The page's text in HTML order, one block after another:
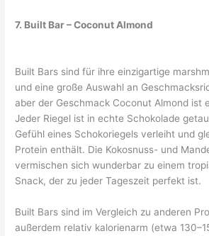
7. Built Bar – Coconut Almond
Built Bars sind für ihre einzigartige
und eine große Auswahl an
aber der Geschmack Coconut Almond ist
Jeder Riegel ist in echte Schokolade
Gefühl eines Schokoriegels verleiht und
Protein enthält. Die Kokosnuss- und
vermischen sich wunderbar zu einem
Snack, der zu jeder Tageszeit perfekt ist.
Built Bars sind im Vergleich zu anderen
außerdem relativ kalorienarm (etwa